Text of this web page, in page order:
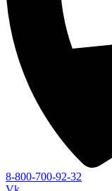
8-800-700-92-32